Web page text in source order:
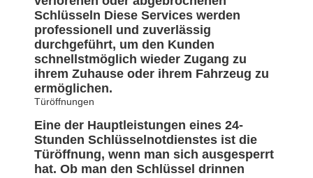
Schlüsseln Diese Services werden
professionell und zuverlässig
durchgeführt, um den Kunden
schnellstmöglich wieder Zugang zu
ihrem Zuhause oder ihrem Fahrzeug zu
ermöglichen.
Türöffnungen
Eine der Hauptleistungen eines 24-
Stunden Schlüsselnotdienstes ist die
Türöffnung, wenn man sich ausgesperrt
hat. Ob man den Schlüssel drinnen